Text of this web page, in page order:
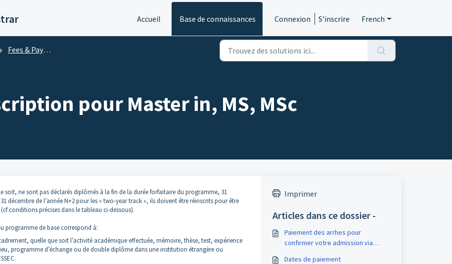
Accueil Base de connaissances Connexion S'inscrire French
Fees & Payment
pour Master in, MS, MSc
soit, ne sont pas déclarés diplômés à la fin de la durée forfaitaire du programme, 31
décembre de l’année N+2 pour les « two-year track », ils doivent être réinscrits pour être
conditions précises dans le tableau ci-dessous).
programme de base correspond à:
quelle que soit l’activité académique effectuée, mémoire, thèse, test, expérience
programme d’échange ou de double diplôme dans une institution étrangère ou
Imprimer
Articles dans ce dossier -
Paiement des arrhes pour
confirmer votre admission via
Dates de paiement